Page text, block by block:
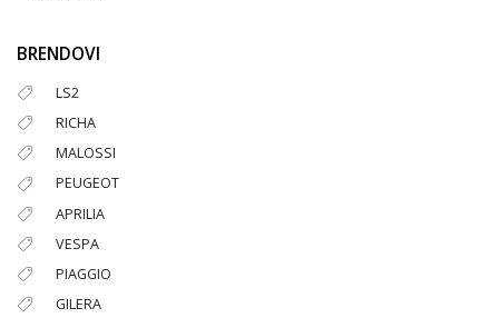
BRENDOVI
LS2
RICHA
MALOSSI
PEUGEOT
APRILIA
VESPA
PIAGGIO
GILERA